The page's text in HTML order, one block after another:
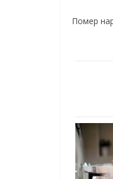
Помер